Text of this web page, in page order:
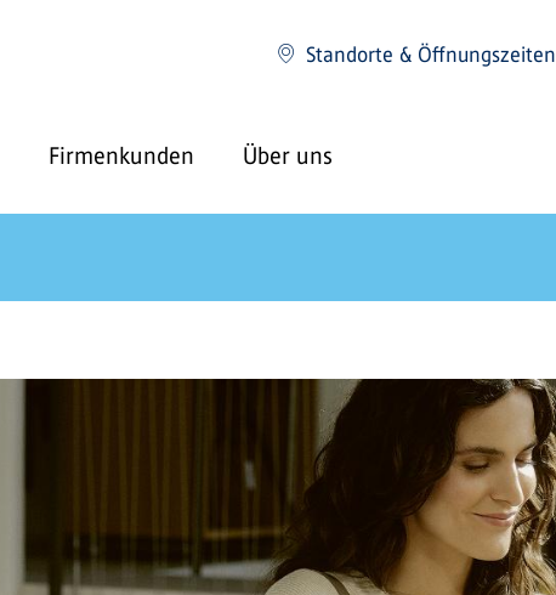
Standorte & Öffnungszeiten
Firmenkunden Über uns